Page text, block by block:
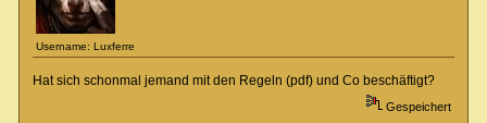
Username: Luxferre
Hat sich schonmal jemand mit den Regeln (pdf) und Co beschäftigt?
Gespeichert